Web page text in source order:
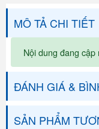
MÔ TẢ CHI TIẾT
Nội dung đang cập
ĐÁNH GIÁ &
SẢN PHẨM